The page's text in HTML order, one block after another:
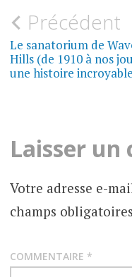
MUSIQUE
CRIMINOLOGIE
Navigation
de
l’article
Précédent
Le sanatorium de
Hills (de 1910 à nos
une histoire incroyable
Laisser
Votre adresse e-
champs
COMMENTAIRE *